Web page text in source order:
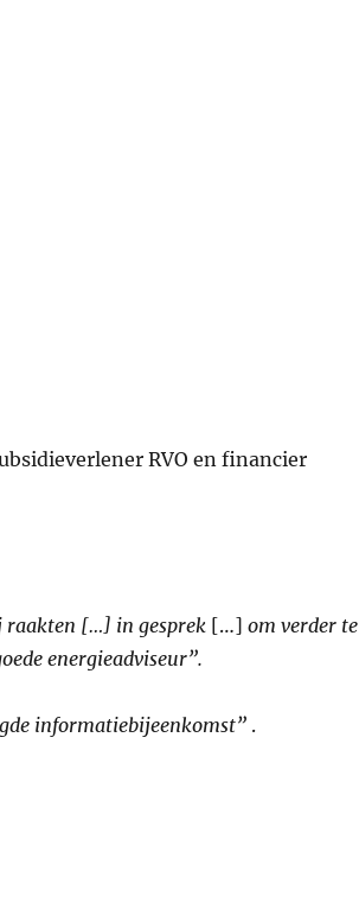
RVO en financier
raakten […] in gesprek […] om verder te
energieadviseur”.
informatiebijeenkomst” .